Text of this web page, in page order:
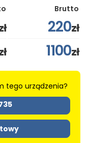
Brutto
220zł
1100zł
tego urządzenia?